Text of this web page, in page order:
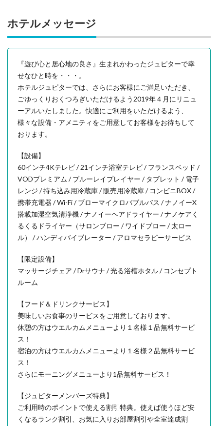
ホテルメッセージ
『遊び心と居心地の良さ』生まれかわったジュピターで幸
せなひと時を・・・。
ホテルジュピターでは、さらにお客様にご満足いただき、
ごゆっくりおくつろぎいただけるよう2019年４月にリニュ
ーアルいたしました。快適にご利用をいただけるよう、
様々な設備・アメニティをご用意してお客様をお待ちして
おります。
【設備】
60インチ4Kテレビ / 21インチ浴室テレビ / フランスベッド /
VODプレミアム / ブルーレイプレイヤー / タブレット / 電子
レンジ / 持ち込み用冷蔵庫 / 販売用冷蔵庫 / コンビニBOX /
携帯充電器 / Wi-Fi / ブローマイクロバブルバス / ナノイーX
搭載加湿空気清浄機 / ナノイーヘアドライヤー / ナノケアく
るくるドライヤー（サロンブロー / ワイドブロー / 太ロー
ル） / ハンディバイブレーター / アロマセラピーサービス
【限定設備】
マッサージチェア / Drサウナ / 光る浴槽ホタル / コンセプト
ルーム
【フード＆ドリンクサービス】
美味しいお食事のサービスをご用意しております。
休憩の方はウエルカムメニューより１名様１品無料サービ
ス！
宿泊の方はウエルカムメニューより１名様２品無料サービ
ス！
さらにモーニングメニューより1品無料サービス！
【ジュピターメンバーズ特典】
ご利用時のポイントで使える割引特典。使えば使うほど安
くなるランク割引、お気に入りお部屋割引や全室達成割